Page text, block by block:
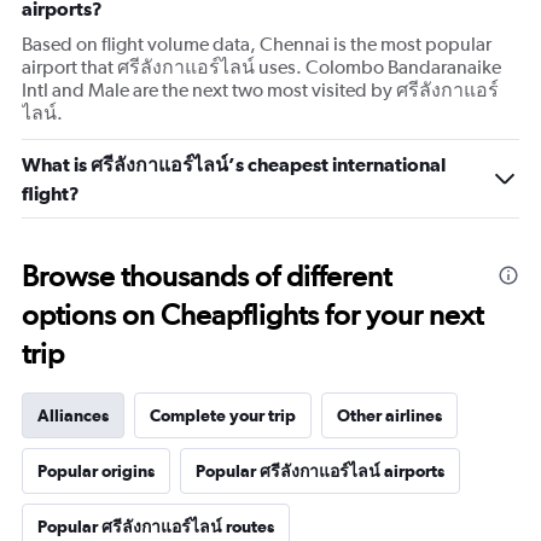
airports?
Based on flight volume data, Chennai is the most popular
airport that ศรีลังกาแอร์ไลน์ uses. Colombo Bandaranaike
Intl and Male are the next two most visited by ศรีลังกาแอร์
ไลน์.
What is ศรีลังกาแอร์ไลน์’s cheapest international
flight?
Browse thousands of different
options on Cheapflights for your next
trip
Alliances Complete your trip Other airlines
Popular origins Popular ศรีลังกาแอร์ไลน์ airports
Popular ศรีลังกาแอร์ไลน์ routes